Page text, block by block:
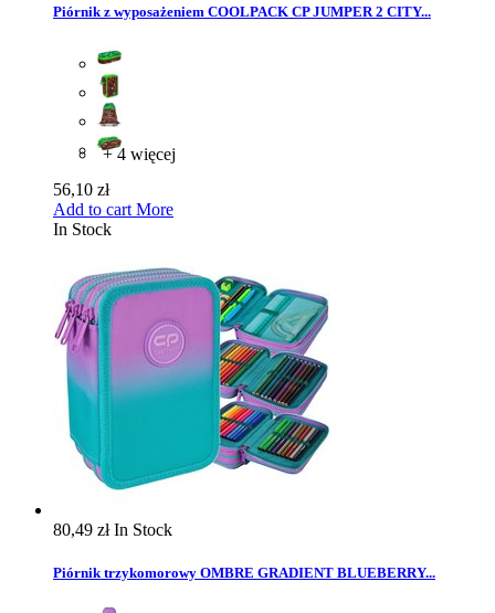
Piórnik z wyposażeniem COOLPACK CP JUMPER 2 CITY...
+ 4 więcej
56,10 zł
Add to cart More
In Stock
80,49 złIn Stock
Piórnik trzykomorowy OMBRE GRADIENT BLUEBERRY...